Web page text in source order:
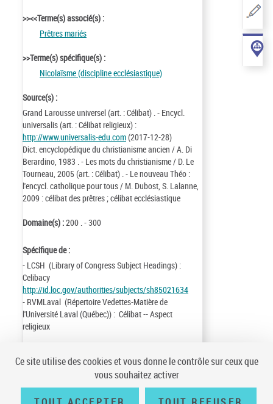
>><<Terme(s) associé(s) :
Prêtres mariés
>>Terme(s) spécifique(s) :
Nicolaïsme (discipline ecclésiastique)
Source(s) :
Grand Larousse universel (art. : Célibat) . - Encycl.
universalis (art. : Célibat religieux) :
http://www.universalis-edu.com(2017-12-28)
Dict. encyclopédique du christianisme ancien / A. Di
Berardino, 1983 . - Les mots du christianisme / D. Le
Tourneau, 2005 (art. : Célibat) . - Le nouveau Théo :
l'encycl. catholique pour tous / M. Dubost, S. Lalanne,
2009 : célibat des prêtres ; célibat ecclésiastique
Domaine(s) :200 . - 300
Spécifique de :
- LCSH (Library of Congress Subject Headings) :
Celibacy
http://id.loc.gov/authorities/subjects/sh85021634
- RVMLaval (Répertoire Vedettes-Matière de
l'Université Laval (Québec)) : Célibat -- Aspect
religieux
Notice n° :FRBNF17704070
Mise à jour :17/12/28
Ce site utilise des cookies et vous donne le contrôle sur ceux que
vous souhaitez activer